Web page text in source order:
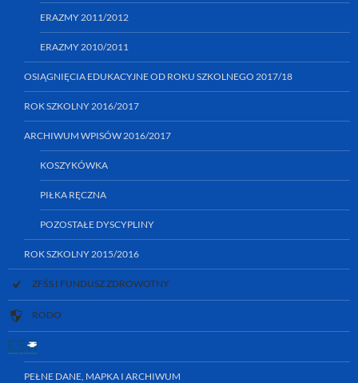
ERAZMY 2011/2012
ERAZMY 2010/2011
OSIĄGNIĘCIA EDUKACYJNE OD ROKU SZKOLNEGO 2017/18
ROK SZKOLNY 2016/2017
ARCHIWUM WPISÓW 2016/2017
KOSZYKÓWKA
PIŁKA RĘCZNA
POZOSTAŁE DYSCYPLINY
ROK SZKOLNY 2015/2016
ZFŚS I FUNDUSZ ZDROWOTNY
RODO
PEŁNE DANE, MAPKA I ARCHIWUM